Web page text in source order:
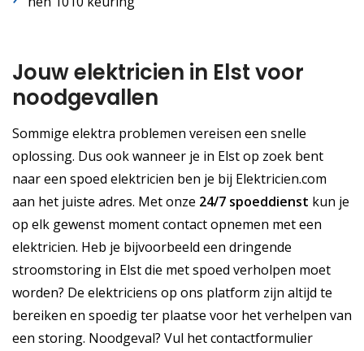
Jouw elektricien in Elst voor
noodgevallen
Sommige elektra problemen vereisen een snelle
oplossing. Dus ook wanneer je in Elst op zoek bent
naar een spoed elektricien ben je bij Elektricien.com
aan het juiste adres. Met onze 24/7 spoeddienst kun je
op elk gewenst moment contact opnemen met een
elektricien. Heb je bijvoorbeeld een dringende
stroomstoring in Elst die met spoed verholpen moet
worden? De elektriciens op ons platform zijn altijd te
bereiken en spoedig ter plaatse voor het verhelpen van
een storing. Noodgeval? Vul het contactformulier